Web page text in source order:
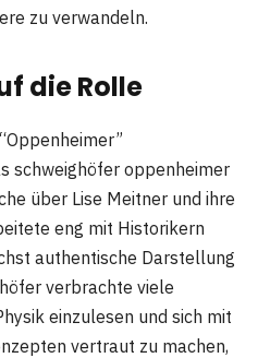
zu verwandeln.
die Rolle
schweighöfer oppenheimer
über Lise Meitner und ihre
eng mit Historikern
authentische Darstellung
verbrachte viele
einzulesen und sich mit
vertraut zu machen,